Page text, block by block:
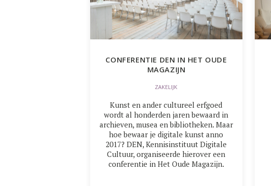
CONFERENTIE DEN IN HET OUDE
MAGAZIJN
ZAKELIJK
Kunst en ander cultureel erfgoed
wordt al honderden jaren bewaard in
archieven, musea en bibliotheken. Maar
hoe bewaar je digitale kunst anno
2017? DEN, Kennisinstituut Digitale
Cultuur, organiseerde hierover een
conferentie in Het Oude Magazijn.